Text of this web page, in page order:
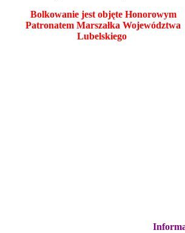
Bolkowanie jest objęte Honorowym
Patronatem Marszałka Województwa
Lubelskiego